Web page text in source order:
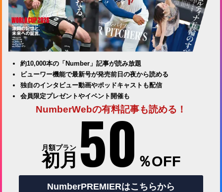
約10,000本の「Number」記事が読み放題
ビューワー機能で最新号が発売前日の夜から読める
独自のインタビュー動画やポッドキャストも配信
会員限定プレゼントやイベント開催も
NumberWebの有料記事も読める！
月額プラン
初月 50 ％OFF
NumberPREMIERはこちらから